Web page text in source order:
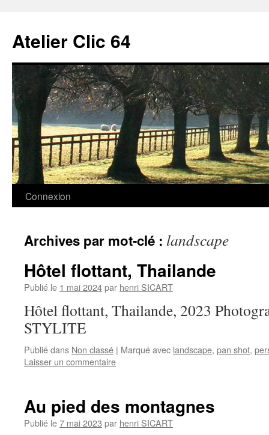
contenu
Atelier Clic 64
Connexion
Archives par mot-clé : landscape
Hôtel flottant, Thailande
Publié le 1 mai 2024par henri SICART
Hôtel flottant, Thailande, 2023
STYLITE
Publié dans Non classé | Marqué avec landscape, pan shot,
Laisser un commentaire
Au pied des montagnes
Publié le7 mai 2023 par henri SICART